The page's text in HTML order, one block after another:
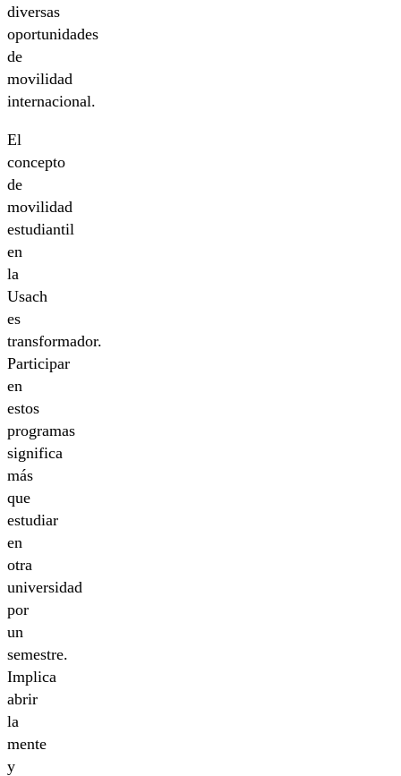
diversas
oportunidades
de
movilidad
internacional.
El
concepto
de
movilidad
estudiantil
en
la
Usach
es
transformador.
Participar
en
estos
programas
significa
más
que
estudiar
en
otra
universidad
por
un
semestre.
Implica
abrir
la
mente
y